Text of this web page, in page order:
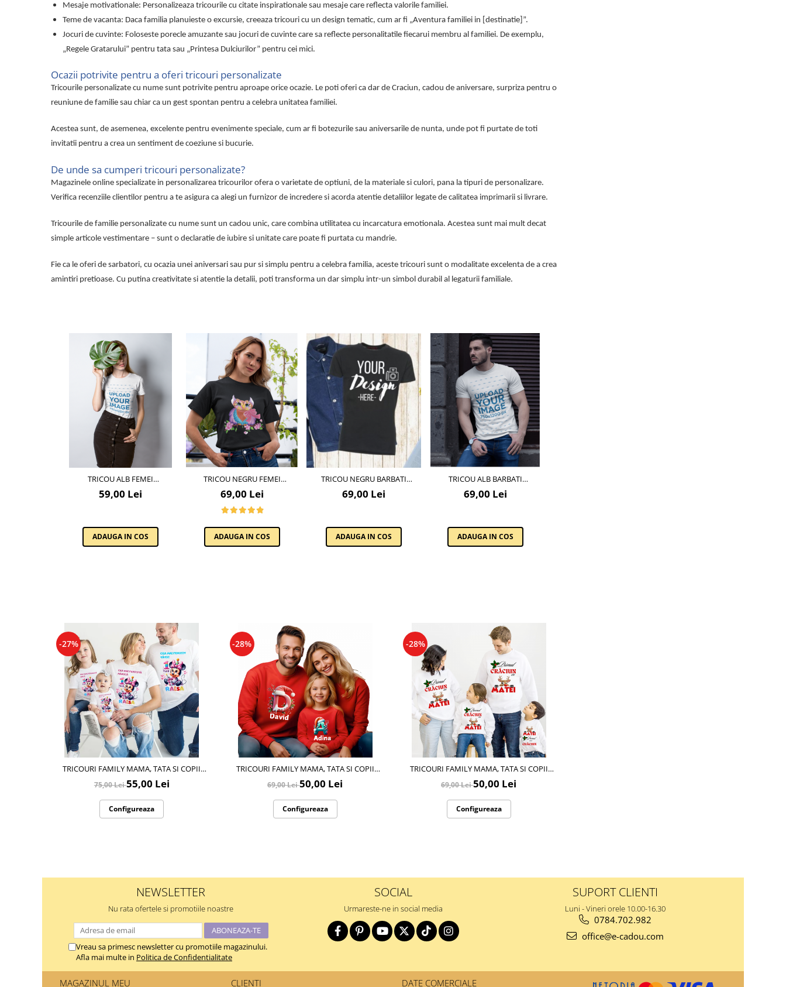
Mesaje motivationale: Personalizeaza tricourile cu citate inspirationale sau mesaje care reflecta valorile familiei.
Teme de vacanta: Daca familia planuieste o excursie, creeaza tricouri cu un design tematic, cum ar fi „Aventura familiei in [destinatie]”.
Jocuri de cuvinte: Foloseste porecle amuzante sau jocuri de cuvinte care sa reflecte personalitatile fiecarui membru al familiei. De exemplu,
„Regele Gratarului” pentru tata sau „Printesa Dulciurilor” pentru cei mici.
Ocazii potrivite pentru a oferi tricouri personalizate
Tricourile personalizate cu nume sunt potrivite pentru aproape orice ocazie. Le poti oferi ca dar de Craciun, cadou de aniversare, surpriza pentru o
reuniune de familie sau chiar ca un gest spontan pentru a celebra unitatea familiei.
Acestea sunt, de asemenea, excelente pentru evenimente speciale, cum ar fi botezurile sau aniversarile de nunta, unde pot fi purtate de toti
invitatii pentru a crea un sentiment de coeziune si bucurie.
De unde sa cumperi tricouri personalizate?
Magazinele online specializate in personalizarea tricourilor ofera o varietate de optiuni, de la materiale si culori, pana la tipuri de personalizare.
Verifica recenziile clientilor pentru a te asigura ca alegi un furnizor de incredere si acorda atentie detaliilor legate de calitatea imprimarii si livrare.
Tricourile de familie personalizate cu nume sunt un cadou unic, care combina utilitatea cu incarcatura emotionala. Acestea sunt mai mult decat
simple articole vestimentare – sunt o declaratie de iubire si unitate care poate fi purtata cu mandrie.
Fie ca le oferi de sarbatori, cu ocazia unei aniversari sau pur si simplu pentru a celebra familia, aceste tricouri sunt o modalitate excelenta de a crea
amintiri pretioase. Cu putina creativitate si atentie la detalii, poti transforma un dar simplu intr-un simbol durabil al legaturii familiale.
TRICOU ALB FEMEI
PERSONALIZAT CU O POZĂ ȘI
TEXT
59,00 Lei
ADAUGA IN COS
TRICOU NEGRU FEMEI
PERSONALIZAT CU O POZĂ ȘI
TEXT
69,00 Lei
ADAUGA IN COS
TRICOU NEGRU BARBATI
PERSONALIZAT CU O POZĂ ȘI
TEXT
69,00 Lei
ADAUGA IN COS
TRICOU ALB BARBATI
PERSONALIZAT CU O POZĂ ȘI
TEXT
69,00 Lei
ADAUGA IN COS
-27%
TRICOURI FAMILY MAMA, TATA SI COPII
PERSONALIZATE PENTRU MOT 1 AN 11256.02
MINNIE MOUSE
75,00 Lei55,00 Lei
Configureaza
-28%
TRICOURI FAMILY MAMA, TATA SI COPII
PERSONALIZATE CU TEMATICA DE CRACIUN,
CRACIUN FERICIT 12250
69,00 Lei50,00 Lei
Configureaza
-28%
TRICOURI FAMILY MAMA, TATA SI COPII
PERSONALIZATE CU TEMATICA DE CRACIUN,
CRACIUN FERICIT 12245
69,00 Lei50,00 Lei
Configureaza
NEWSLETTER
Nu rata ofertele si promotiile noastre
Vreau sa primesc newsletter cu promotiile magazinului.
Afla mai multe in Politica de Confidentialitate
SOCIAL
Urmareste-ne in social media
SUPORT CLIENTI
Luni - Vineri orele 10.00-16.30
0784.702.982
office@e-cadou.com
MAGAZINUL MEU CLIENTI DATE COMERCIALE